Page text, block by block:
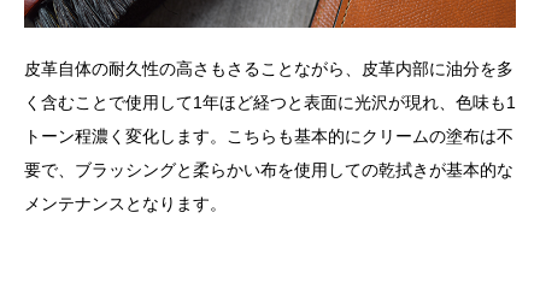
皮革自体の耐久性の高さもさることながら、皮革内部に油分を多
く含むことで使用して1年ほど経つと表面に光沢が現れ、色味も1
トーン程濃く変化します。こちらも基本的にクリームの塗布は不
要で、ブラッシングと柔らかい布を使用しての乾拭きが基本的な
メンテナンスとなります。